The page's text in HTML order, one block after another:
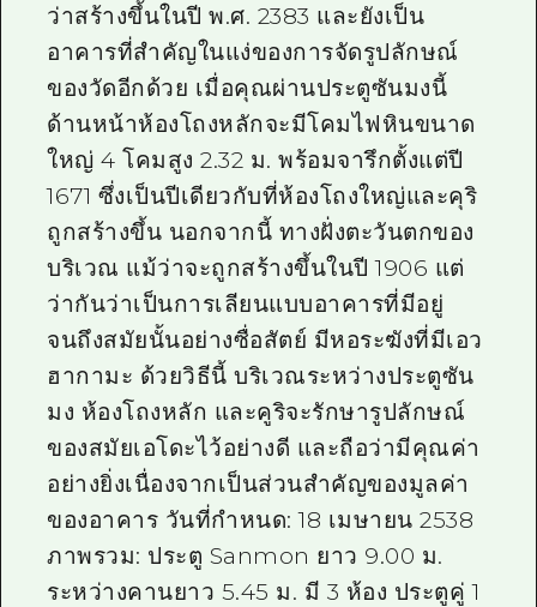
ว่าสร้างขึ้นในปี พ.ศ. 2383 และยังเป็น
อาคารที่สำคัญในแง่ของการจัดรูปลักษณ์
ของวัดอีกด้วย เมื่อคุณผ่านประตูซันมงนี้
ด้านหน้าห้องโถงหลักจะมีโคมไฟหินขนาด
ใหญ่ 4 โคมสูง 2.32 ม. พร้อมจารึกตั้งแต่ปี
1671 ซึ่งเป็นปีเดียวกับที่ห้องโถงใหญ่และคุริ
ถูกสร้างขึ้น นอกจากนี้ ทางฝั่งตะวันตกของ
บริเวณ แม้ว่าจะถูกสร้างขึ้นในปี 1906 แต่
ว่ากันว่าเป็นการเลียนแบบอาคารที่มีอยู่
จนถึงสมัยนั้นอย่างซื่อสัตย์ มีหอระฆังที่มีเอว
ฮากามะ ด้วยวิธีนี้ บริเวณระหว่างประตูซัน
มง ห้องโถงหลัก และคูริจะรักษารูปลักษณ์
ของสมัยเอโดะไว้อย่างดี และถือว่ามีคุณค่า
อย่างยิ่งเนื่องจากเป็นส่วนสำคัญของมูลค่า
ของอาคาร วันที่กำหนด: 18 เมษายน 2538
ภาพรวม: ประตู Sanmon ยาว 9.00 ม.
ระหว่างคานยาว 5.45 ม. มี 3 ห้อง ประตูคู่ 1